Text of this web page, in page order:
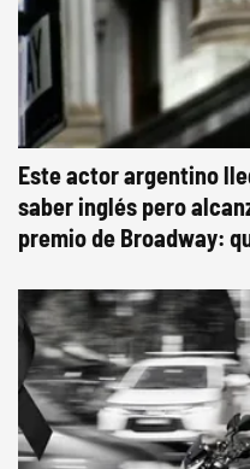
Este actor argentino
saber inglés pero
premio de Broadway: